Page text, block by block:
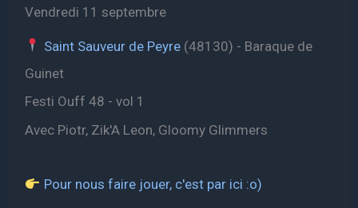
Vendredi 11 septembre
Saint Sauveur de Peyre(48130) - Baraque de
Guinet
Festi Ouff 48 - vol 1
Avec Piotr, Zik'A Leon, Gloomy Glimmers
Pour nous faire jouer, c'est par ici :o)